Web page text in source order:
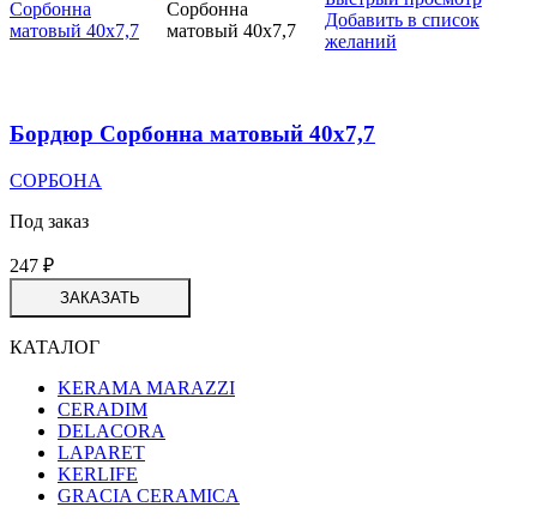
Добавить в список
желаний
Бордюр Сорбонна матовый 40х7,7
СОРБОНА
Под заказ
247 ₽
ЗАКАЗАТЬ
КАТАЛОГ
KERAMA MARAZZI
CERADIM
DELACORA
LAPARET
KERLIFE
GRACIA CERAMICA